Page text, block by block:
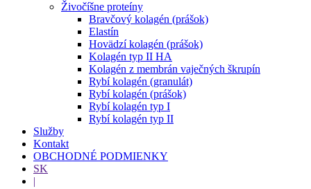
Živočíšne proteíny
Bravčový kolagén (prášok)
Elastín
Hovädzí kolagén (prášok)
Kolagén typ II HA
Kolagén z membrán vaječných škrupín
Rybí kolagén (granulát)
Rybí kolagén (prášok)
Rybí kolagén typ I
Rybí kolagén typ II
Služby
Kontakt
OBCHODNÉ PODMIENKY
SK
|